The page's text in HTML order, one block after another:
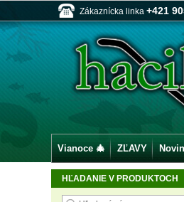
Zákaznícka linka +421
HĽADANIE V PRODUKTOCH
Vianoce 🎄 ZĽAVY